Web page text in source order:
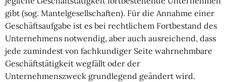
gibt (sog. Mantelgesellschaften). Für die Annahme einer
Geschäftsaufgabe ist es bei rechtlichem Fortbestand des
Unternehmens notwendig, aber auch ausreichend, dass
jede zumindest von fachkundiger Seite wahrnehmbare
Geschäftstätigkeit wegfällt oder der
Unternehmenszweck grundlegend geändert wird.